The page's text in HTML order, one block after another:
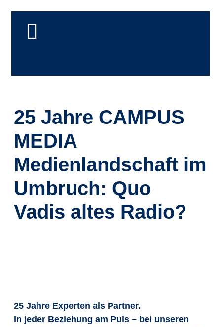
25 Jahre CAMPUS
MEDIA
Medienlandschaft im
Umbruch: Quo
Vadis altes Radio?
25 Jahre Experten als Partner.
In jeder Beziehung am Puls – bei unseren